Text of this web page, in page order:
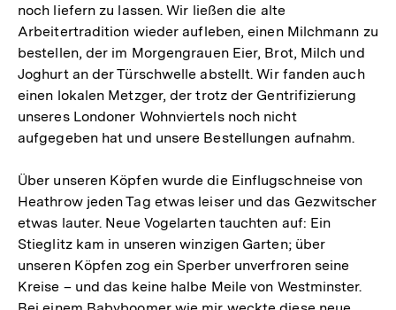
noch liefern zu lassen. Wir ließen die alte
Arbeitertradition wieder aufleben, einen Milchmann zu
bestellen, der im Morgengrauen Eier, Brot, Milch und
Joghurt an der Türschwelle abstellt. Wir fanden auch
einen lokalen Metzger, der trotz der Gentrifizierung
unseres Londoner Wohnviertels noch nicht
aufgegeben hat und unsere Bestellungen aufnahm.
Über unseren Köpfen wurde die Einflugschneise von
Heathrow jeden Tag etwas leiser und das Gezwitscher
etwas lauter. Neue Vogelarten tauchten auf: Ein
Stieglitz kam in unseren winzigen Garten; über
unseren Köpfen zog ein Sperber unverfroren seine
Kreise – und das keine halbe Meile von Westminster.